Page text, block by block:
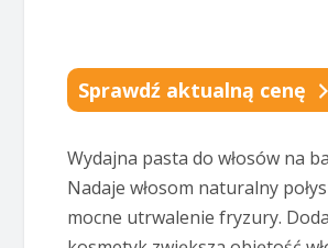
Sprawdź aktualną cenę
Wydajna pasta do włosów na
Nadaje włosom naturalny
mocne utrwalenie fryzury.